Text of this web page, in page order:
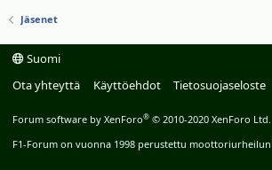
Jäsenet
Suomi
Ota yhteyttä
Käyttöehdot Tietosuojaseloste
Forum software by XenForo® © 2010-2020 XenForo Ltd.
F1-Forum on vuonna 1998 perustettu moottoriurheilun